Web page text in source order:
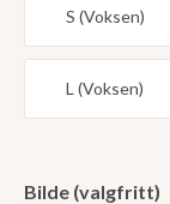
S (Voksen)
L (Voksen)
Bilde (valgfritt)